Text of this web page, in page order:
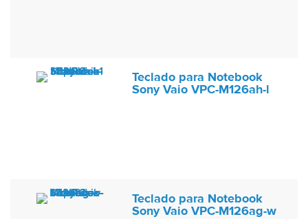
Teclado para Notebook
Sony Vaio VPC-M126ah-l
Teclado para Notebook
Sony Vaio VPC-M126ag-w